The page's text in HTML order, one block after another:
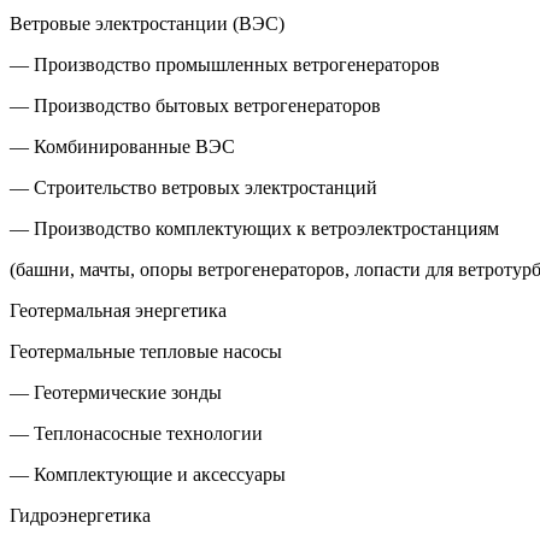
Ветровые электростанции (ВЭС)
— Производство промышленных ветрогенераторов
— Производство бытовых ветрогенераторов
— Комбинированные ВЭС
— Строительство ветровых электростанций
— Производство комплектующих к ветроэлектростанциям
(башни, мачты, опоры ветрогенераторов, лопасти для
Геотермальная энергетика
Геотермальные тепловые насосы
— Геотермические зонды
— Теплонасосные технологии
— Комплектующие и аксессуары
Гидроэнергетика